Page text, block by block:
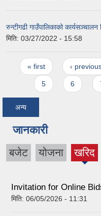
रुन्टीगढी गाउँपालिकाको कार्यसञ्चालन
मिति: 03/27/2022 - 15:58
Pages
« first ‹
5 6
अन्य
जानकारी
बजेट योजना खरिद
(active
Invitation for Online
मिति: 06/05/2026 - 11:31